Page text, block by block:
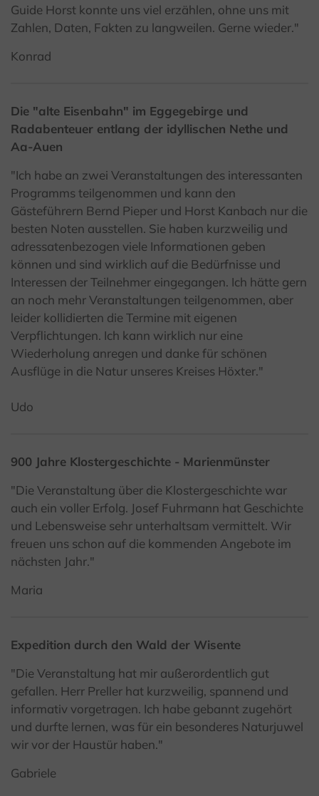
Guide Horst konnte uns viel erzählen, ohne uns mit
Zahlen, Daten, Fakten zu langweilen. Gerne wieder."
Konrad
Die "alte Eisenbahn" im Eggegebirge und
Radabenteuer entlang der idyllischen Nethe und
Aa-Auen
"Ich habe an zwei Veranstaltungen des interessanten
Programms teilgenommen und kann den
Gästeführern Bernd Pieper und Horst Kanbach nur die
besten Noten ausstellen. Sie haben kurzweilig und
adressatenbezogen viele Informationen geben
können und sind wirklich auf die Bedürfnisse und
Interessen der Teilnehmer eingegangen. Ich hätte gern
an noch mehr Veranstaltungen teilgenommen, aber
leider kollidierten die Termine mit eigenen
Verpflichtungen. Ich kann wirklich nur eine
Wiederholung anregen und danke für schönen
Ausflüge in die Natur unseres Kreises Höxter."
Udo
900 Jahre Klostergeschichte - Marienmünster
"Die Veranstaltung über die Klostergeschichte war
auch ein voller Erfolg. Josef Fuhrmann hat Geschichte
und Lebensweise sehr unterhaltsam vermittelt. Wir
freuen uns schon auf die kommenden Angebote im
nächsten Jahr."
Maria
Expedition durch den Wald der Wisente
"Die Veranstaltung hat mir außerordentlich gut
gefallen. Herr Preller hat kurzweilig, spannend und
informativ vorgetragen. Ich habe gebannt zugehört
und durfte lernen, was für ein besonderes Naturjuwel
wir vor der Haustür haben."
Gabriele